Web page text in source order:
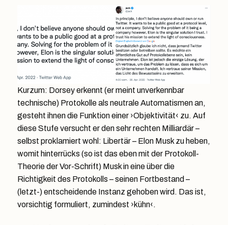
Kurzum: Dorsey erkennt (er meint unverkennbar
technische) Protokolle als neutrale Automatismen an,
gesteht ihnen die Funktion einer ›Objektivität‹ zu. Auf
diese Stufe versucht er den sehr rechten Milliardär –
selbst proklamiert wohl: Libertär – Elon Musk zu heben,
womit hinterrücks (so ist das eben mit der Protokoll-
Theorie der Vor-Schrift) Musk in eine über die
Richtigkeit des Protokolls – seinen Fortbestand –
(letzt-) entscheidende Instanz gehoben wird. Das ist,
vorsichtig formuliert, zumindest ›kühn‹.